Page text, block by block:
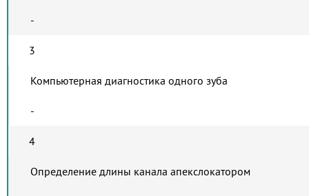
-
3
Компьютерная диагностика одного зуба
-
4
Определение длины канала апекслокатором